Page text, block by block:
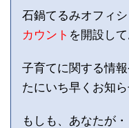
石鍋てるみオフィシ
カウント を開設して
子育てに関する情
たにいち早くお知ら
もしも、あなたが・